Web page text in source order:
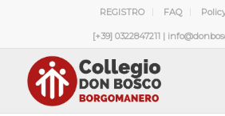
REGISTRO FAQ
[+39] 0322847211 |